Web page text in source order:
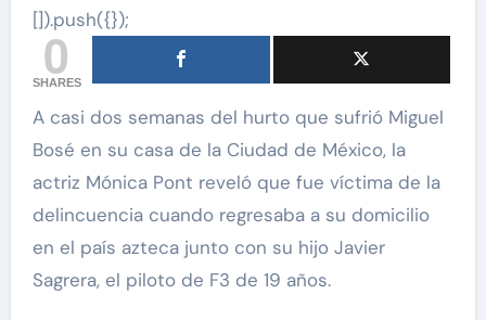
[]).push({});
0
SHARES
A casi dos semanas del hurto que sufrió Miguel
Bosé en su casa de la Ciudad de México, la
actriz Mónica Pont reveló que fue víctima de la
delincuencia cuando regresaba a su domicilio
en el país azteca junto con su hijo Javier
Sagrera, el piloto de F3 de 19 años.